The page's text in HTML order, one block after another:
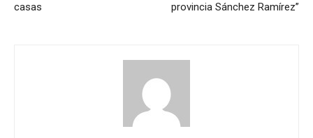
casas
provincia Sánchez Ramírez”